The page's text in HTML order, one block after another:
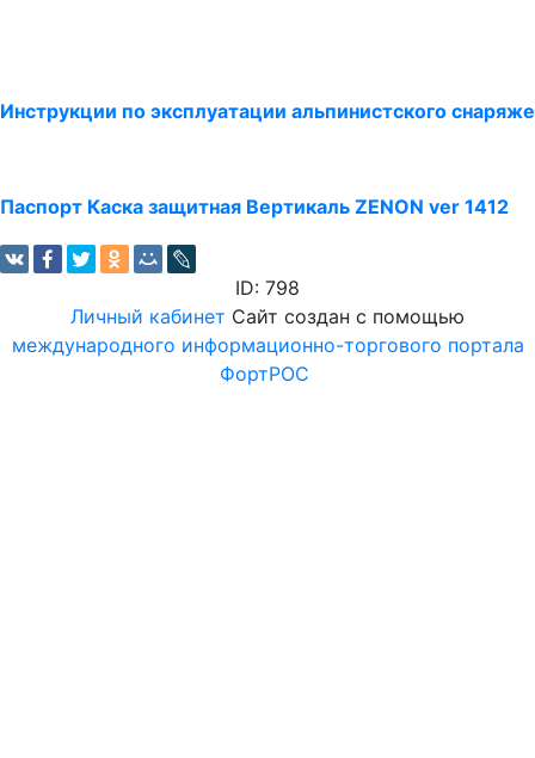
Инструкции по эксплуатации альпинистского
Паспорт Каска защитная Вертикаль ZENON ver 1412
ID: 798
Личный кабинет Сайт создан с помощью
международного информационно-торгового портала
ФортРОС